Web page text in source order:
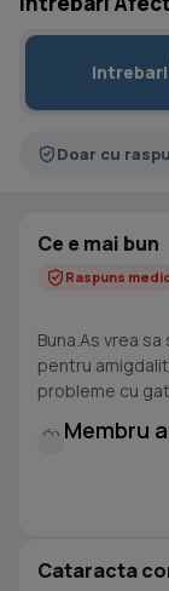
Intrebari
Doar cu
Ce e mai bun
Raspuns
Buna.As vrea
pentru
probleme cu
Membru
Cataracta